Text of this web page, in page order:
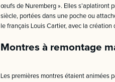
œufs de Nuremberg ». Elles s’aplatiront
siècle, portées dans une poche ou
le français Louis Cartier, avec la
Montres à remontage
Les premières montres étaient animées